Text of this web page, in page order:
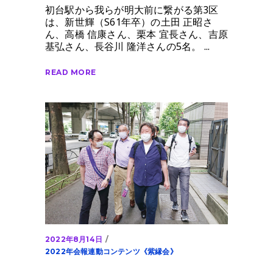
初台駅から我らが明大前に繋がる第3区
は、新世輝（S61年卒）の土田 正昭さ
ん、高橋 信康さん、栗本 宜長さん、吉原
基弘さん、長谷川 隆洋さんの5名。
READ MORE
2022年8月14日
2022年会報連動コンテンツ《紫縁会》